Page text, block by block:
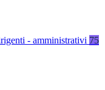
- amministrativi 75